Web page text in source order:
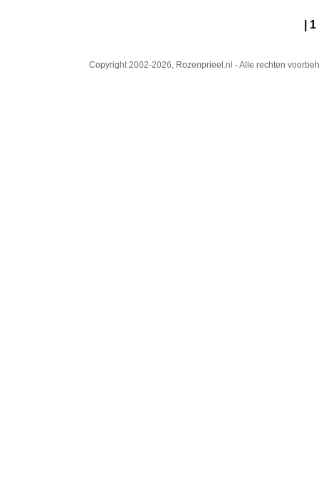
|
Copyright 2002-2026, Rozenprieel.nl - Alle rechten